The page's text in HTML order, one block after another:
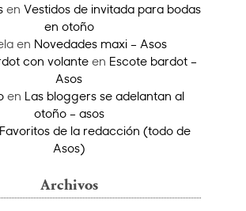
en Vestidos de invitada para bodas
en otoño
en Novedades maxi – Asos
con volanteen Escote bardot –
Asos
en Las bloggers se adelantan al
otoño – asos
Favoritos de la redacción (todo de
Asos)
Archivos